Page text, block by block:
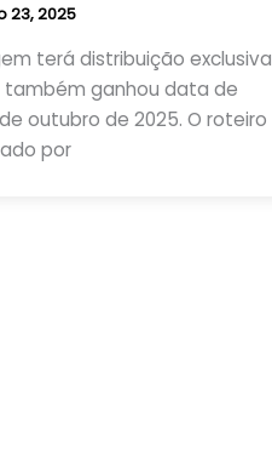
23, 2025
terá distribuição exclusiva
também ganhou data de
outubro de 2025. O roteiro
por